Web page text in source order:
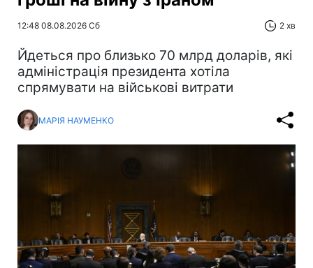
12:48 08.08.2026 Сб 2 хв
Йдеться про близько 70 млрд доларів, які
адміністрація президента хотіла
спрямувати на військові витрати
МАРІЯ НАУМЕНКО